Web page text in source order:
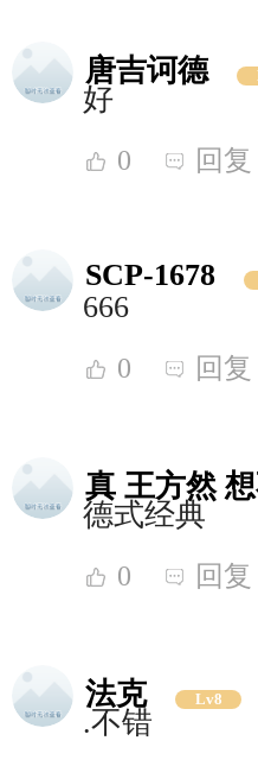
唐吉诃德
好
0 回复
SCP-1678
666
0 回复
真 王方然 想
德式经典
0 回复
法克 Lv8
.不错